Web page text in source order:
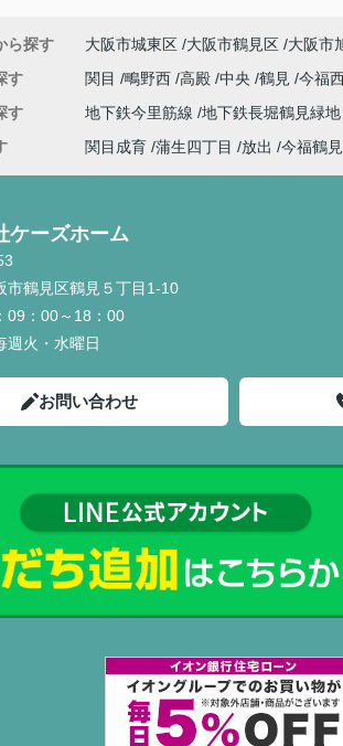
ら探す 大阪市城東区 大阪市鶴見区 大阪市
す
関目 鴫野西 高殿 中央 鶴見 今福
す
地下鉄今里筋線 地下鉄長堀鶴見緑地
関目成育 蒲生四丁目 放出 今福鶴見
ケーズホーム
市鶴見区鶴見５丁目1-10
09：00～18：00
週火・水曜日
お問い合わせ